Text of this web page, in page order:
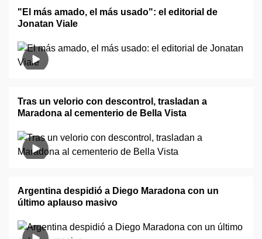
"El más amado, el más usado": el editorial de
Jonatan Viale
Tras un velorio con descontrol, trasladan a
Maradona al cementerio de Bella Vista
Argentina despidió a Diego Maradona con un
último aplauso masivo